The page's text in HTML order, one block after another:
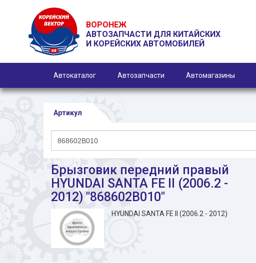
ВОРОНЕЖ
АВТОЗАПЧАСТИ ДЛЯ КИТАЙСКИХ
И КОРЕЙСКИХ АВТОМОБИЛЕЙ
Автокаталог Автозапчасти Автомагазины
Артикул
Брызговик передний правый
HYUNDAI SANTA FE II (2006.2 -
2012) "868602B010"
HYUNDAI SANTA FE II (2006.2 - 2012)